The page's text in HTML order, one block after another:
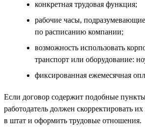
конкретная трудовая функция;
рабочие часы,
по расписанию компании;
возможность использовать
транспорт или оборудование:
фиксированная ежемесячная
Если договор содержит подобные
работодатель должен скорректировать
в штат и оформить трудовые отношения.